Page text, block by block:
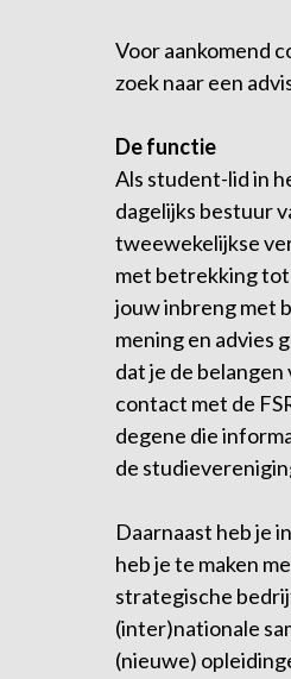
Voor aankomend
zoek naar een
De functie
Als student-lid in
dagelijks bestuur
tweewekelijkse
met betrekking
jouw inbreng met
mening en advies
dat je de
contact met de
degene die
de
Daarnaast heb je
heb je te maken
strategische
(inter)nationale
(nieuwe)